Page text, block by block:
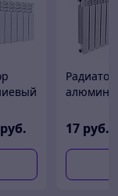
-
руб.
Радиатор
500/80 3
секции
17 руб./